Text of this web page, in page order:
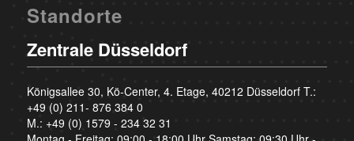
Standorte
Zentrale Düsseldorf
Königsallee 30, Kö-Center, 4. Etage, 40212 Düsseldorf T.:
+49 (0) 211- 876 384 0
M.: +49 (0) 1579 - 234 32 31